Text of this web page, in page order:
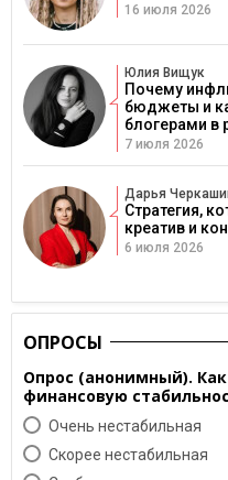
16 июля 2026
Юлия Вищук
Почему
бюджеты и
блогерами в
7 июля 2026
Дарья
Стратегия,
креатив и
6 июля 2026
ОПРОСЫ
Опрос (анонимный).
финансовую
Очень нестабильная
Скорее нестабильная